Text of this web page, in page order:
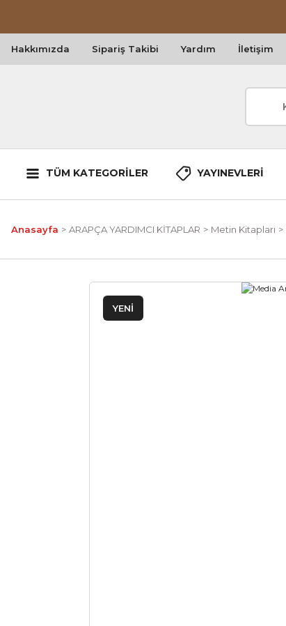
Hakkımızda Sipariş Takibi Yardım İletişim
TÜM KATEGORİLER YAYINEVLERİ
Anasayfa ARAPÇA YARDIMCI KİTAPLAR Metin Kitapları
YENİ